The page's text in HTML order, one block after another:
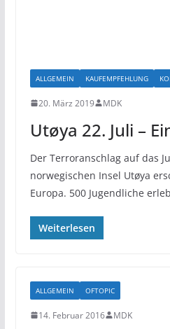
ALLGEMEIN KAUFEMPFEHLUNG
20. März 2019 MDK
Utøya 22. Juli –
Der Terroranschlag auf das
norwegischen Insel Utøya
Europa. 500 Jugendliche
Weiterlesen
ALLGEMEIN OFTOPIC
14. Februar 2016 MDK